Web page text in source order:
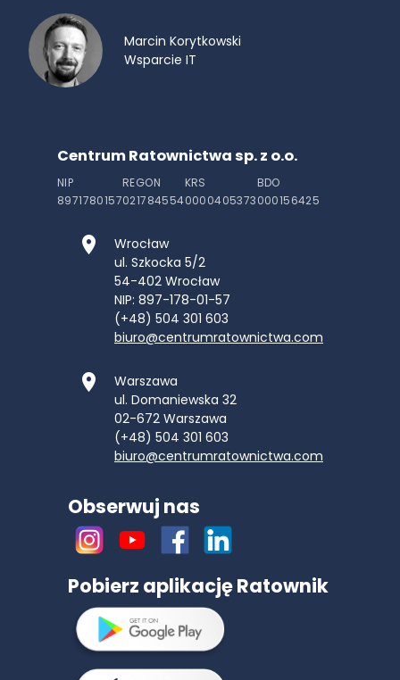
Marcin Korytkowski
Wsparcie IT
Centrum Ratownictwa sp. z o.o.
NIP
8971780157
REGON
021784554
KRS
0000405373
BDO
000156425
Wrocław
ul. Szkocka 5/2
54-402 Wrocław
NIP: 897-178-01-57
(+48) 504 301 603
biuro@centrumratownictwa.com
Warszawa
ul. Domaniewska 32
02-672 Warszawa
(+48) 504 301 603
biuro@centrumratownictwa.com
Obserwuj nas
Pobierz aplikację Ratownik